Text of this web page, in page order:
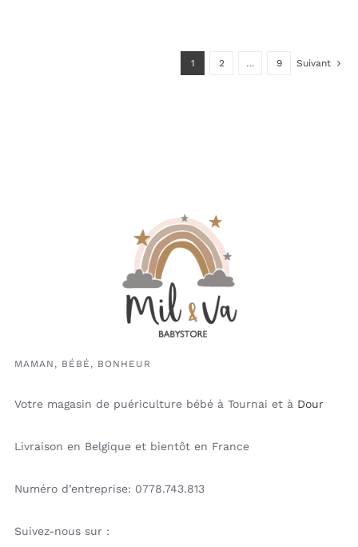
1 2 … 9 Suivant
MAMAN, BÉBÉ, BONHEUR
Votre magasin de puériculture bébé à Tournai et à Dour
Livraison en Belgique et bientôt en France
Numéro d’entreprise: 0778.743.813
Suivez-nous sur :